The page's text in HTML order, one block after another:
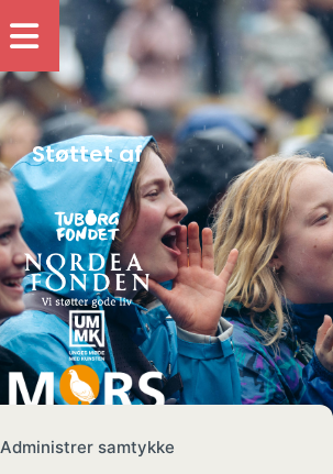
Administrer samtykke
Støttet af